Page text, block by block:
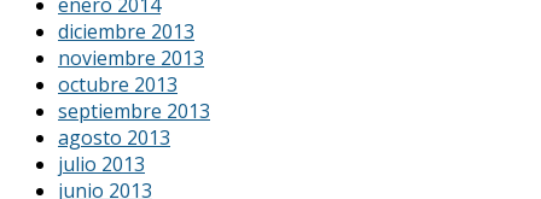
diciembre 2013
noviembre 2013
octubre 2013
septiembre 2013
agosto 2013
julio 2013
junio 2013